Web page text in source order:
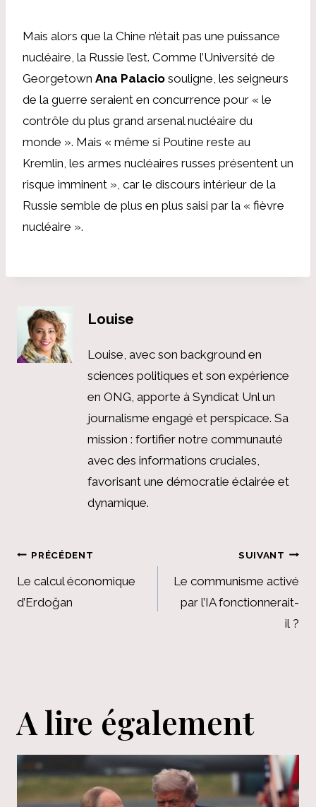
Mais alors que la Chine n’était pas une puissance
nucléaire, la Russie l’est. Comme l’Université de
Georgetown Ana Palacio souligne, les seigneurs
de la guerre seraient en concurrence pour « le
contrôle du plus grand arsenal nucléaire du
monde ». Mais « même si Poutine reste au
Kremlin, les armes nucléaires russes présentent un
risque imminent », car le discours intérieur de la
Russie semble de plus en plus saisi par la « fièvre
nucléaire ».
Louise
Louise, avec son background en
sciences politiques et son expérience
en ONG, apporte à Syndicat Unl un
journalisme engagé et perspicace. Sa
mission : fortifier notre communauté
avec des informations cruciales,
favorisant une démocratie éclairée et
dynamique.
Navigation
de
l’article
PRÉCÉDENT
Le calcul économique
d’Erdoğan
SUIVANT
Le communisme activé
par l’IA fonctionnerait-
il ?
A lire également